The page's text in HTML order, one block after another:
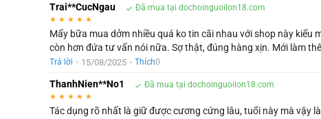
Trai**CucNgau Đã mua tại dochoinguoilon18.com
★ ★ ★ ★ ★
Mấy bữa mua dởm nhiều quá ko tin cãi nhau với shop này kiểu
còn hơn đứa tư vấn nói nữa. Sợ thật, đúng hàng xịn. Mới làm
Trả lời • 15/08/2025 • Thích0
ThanhNien**No1 Đã mua tại dochoinguoilon18.com
★ ★ ★ ★ ★
Tác dụng rõ nhất là giữ được cương cứng lâu, tuổi này mà vậy